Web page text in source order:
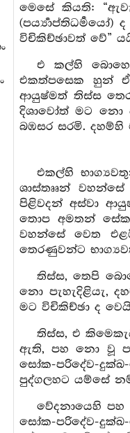
මෙසේ කියති:
විචිකිච්ඡාවත් වේ”
එ කල්හි බොහෝ
එකත්පසෙක හුන් ඒ
ආයුෂ්මත් තිස්ස
දිශාවෝත් මට නො
බඹසර සරමි. දහම්හි
එකල්හි
ශාස්තෲන්
පිළිවදන් අස්වා
තොප අමතන්
වහන්සේ වෙත
තෙරණුවන්ට
තිස්ස, තෙපි
නො පැහැදිළියැ,
මට විචිකිච්ඡා ද
තිස්ස, එ
ඇති, පහ නො වූ
සෝක-පරිදේව-
පුද්ගලහට යම්සේ
වේදනායෙහි
සෝක-පරිදේව-